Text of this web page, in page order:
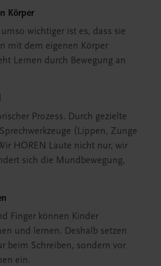
Körper
wichtiger ist es, dass sie
mit dem eigenen Körper
Lernen durch Bewegung an
Prozess. Durch gezielte
(Lippen, Zunge
HÖREN Laute nicht nur, wir
sich die Mundbewegung,
Finger können Kinder
und lernen. Deshalb setzen
beim Schreiben, sondern vor
ein.